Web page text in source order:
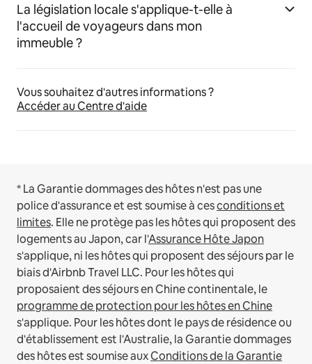
La législation locale s'applique-t-elle à
l'accueil de voyageurs dans mon
immeuble ?
Vous souhaitez d'autres informations ?
Accéder au Centre d'aide
* La Garantie dommages des hôtes n'est pas une
police d'assurance et est soumise à cesconditions et
limites. Elle ne protège pas les hôtes qui proposent des
logements au Japon, car l'Assurance Hôte Japon
s'applique, ni les hôtes qui proposent des séjours par le
biais d'Airbnb Travel LLC. Pour les hôtes qui
proposaient des séjours en Chine continentale, le
programme de protection pour les hôtes en Chine
s'applique. Pour les hôtes dont le pays de résidence ou
d'établissement est l'Australie, la Garantie dommages
des hôtes est soumise auxConditions de la Garantie